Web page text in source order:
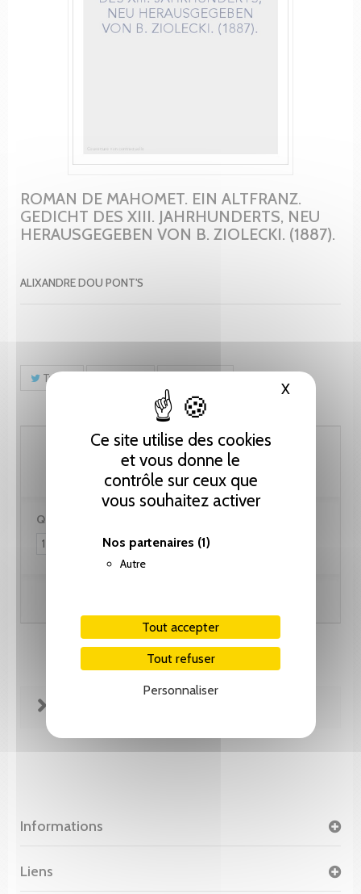
Ce site utilise des cookies
et vous donne le
contrôle sur ceux que
vous souhaitez activer
Nos partenaires (1)
Autre
Tout accepter
Tout refuser
Personnaliser
XMasquer
ROMAN DE MAHOMET. EIN ALTFRANZ.
GEDICHT DES XIII. JAHRHUNDERTS, NEU
HERAUSGEGEBEN VON B. ZIOLECKI. (1887).
ALIXANDRE DOU PONT'S
Tweet
35.90 CHF
Quantité :
Informations
Liens